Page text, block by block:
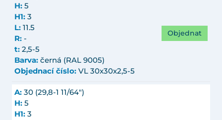
H: 5
H1: 3
L: 11.5
R: -
t: 2,5-5
Barva: černá (RAL 9005)
Objednací číslo: VL 30x30x2,5-5
Objednat
A: 30 (29,8-1 11/64")
H: 5
H1: 3